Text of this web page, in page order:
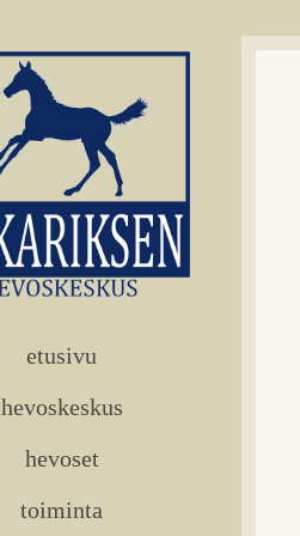
etusivu
hevoskeskus
hevoset
toiminta